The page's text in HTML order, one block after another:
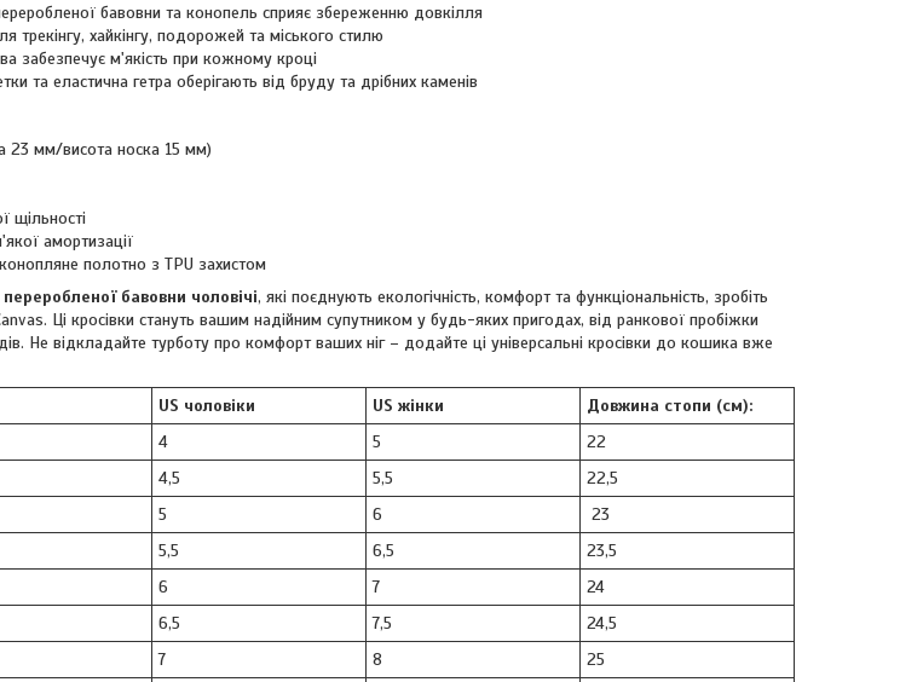
бавовни та конопель сприяє збереженню довкілля
трекінгу, хайкінгу, подорожей та міського стилю
забезпечує м'якість при кожному кроці
та еластична гетра оберігають від бруду та дрібних каменів
23 мм/висота носка 15 мм)
щільності
амортизації
полотно з TPU захистом
переробленої бавовни чоловічі, які поєднують екологічність, комфорт та функціональність, зробіть
Ці кросівки стануть вашим надійним супутником у будь-яких пригодах, від ранкової пробіжки
Не відкладайте турботу про комфорт ваших ніг – додайте ці універсальні кросівки до кошика вже
US чоловіки US жінки
Довжина стопи (см):
4 5
22
4,5 5,5
22,5
5 6
23
5,5 6,5
23,5
6 7
24
6,5 7,5
24,5
7 8
25